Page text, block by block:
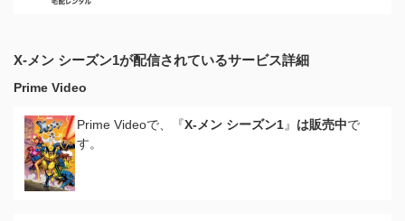
X-メン シーズン1が配信されているサービス詳細
Prime Video
Prime Videoで、『X-メン シーズン1』 は販売中で
す。